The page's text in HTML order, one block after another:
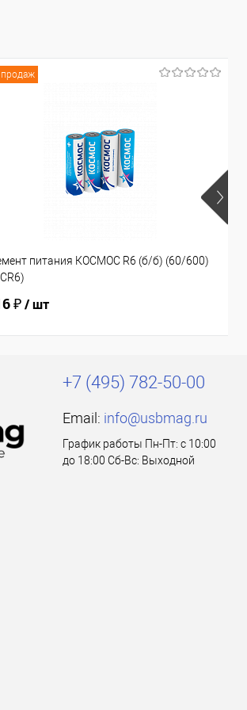
питания КОСМОС R6 (б/б) (60/600)
₽/ шт
+7 (495) 782-50-00
Email: info@usbmag.ru
График работы Пн-Пт: с 10:00
до 18:00 Сб-Вс: Выходной